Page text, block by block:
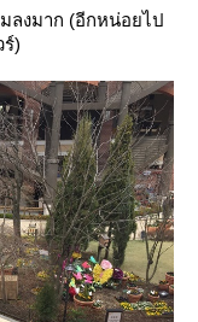
ลงมาก (อีกหน่อยไป
)